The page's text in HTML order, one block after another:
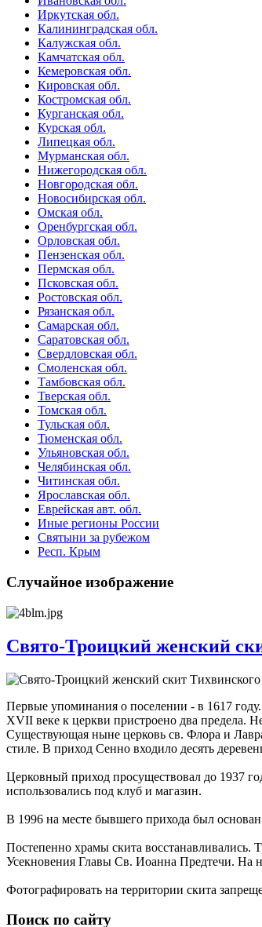
Иркутская обл.
Калининградская обл.
Калужская обл.
Камчатская обл.
Кемеровская обл.
Кировская обл.
Костромская обл.
Курганская обл.
Курская обл.
Липецкая обл.
Мурманская обл.
Нижегородская обл.
Новгородская обл.
Новосибирская обл.
Омская обл.
Оренбургская обл.
Орловская обл.
Пензенская обл.
Пермская обл.
Псковская обл.
Ростовская обл.
Рязанская обл.
Самарская обл.
Саратовская обл.
Свердловская обл.
Смоленская обл.
Тамбовская обл.
Тверская обл.
Томская обл.
Тульская обл.
Тюменская обл.
Ульяновская обл.
Челябинская обл.
Читинская обл.
Ярославская обл.
Еврейская авт. обл.
Иные регионы России
Святыни за рубежом
Респ. Крым
Случайное изображение
Свято-Троицкий женский
Первые упоминания о поселении - в 1617
XVII веке к церкви пристроено два предела.
Существующая ныне церковь св. Флора и
стиле. В приход Сенно входило десять
Церковный приход просуществовал до 1937
использовались под клуб и магазин.
В 1996 на месте бывшего прихода был
Постепенно храмы скита восстанавливались.
Усекновения Главы Св. Иоанна Предтечи. На
Фотографировать на территории скита
Поиск по сайту